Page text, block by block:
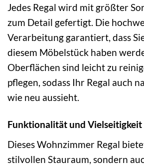
Jedes Regal wird mit größter
zum Detail gefertigt. Die
Verarbeitung garantiert, dass
diesem Möbelstück haben
Oberflächen sind leicht zu
pflegen, sodass Ihr Regal auch
wie neu aussieht.
Funktionalität und Vielseitigkeit
Dieses Wohnzimmer Regal
stilvollen Stauraum, sondern